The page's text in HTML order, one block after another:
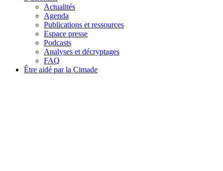
Actualités
Agenda
Publications et ressources
Espace presse
Podcasts
Analyses et décryptages
FAQ
Être aidé par la Cimade